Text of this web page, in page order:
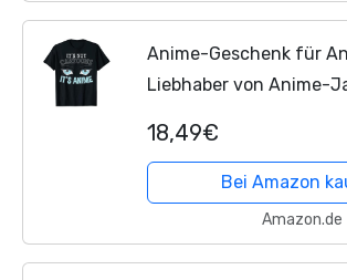
Anime-Geschenk für
Liebhaber von Anime-
18,49€
Bei Amazon
Amazon.de